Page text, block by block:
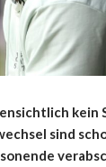
kein
sind